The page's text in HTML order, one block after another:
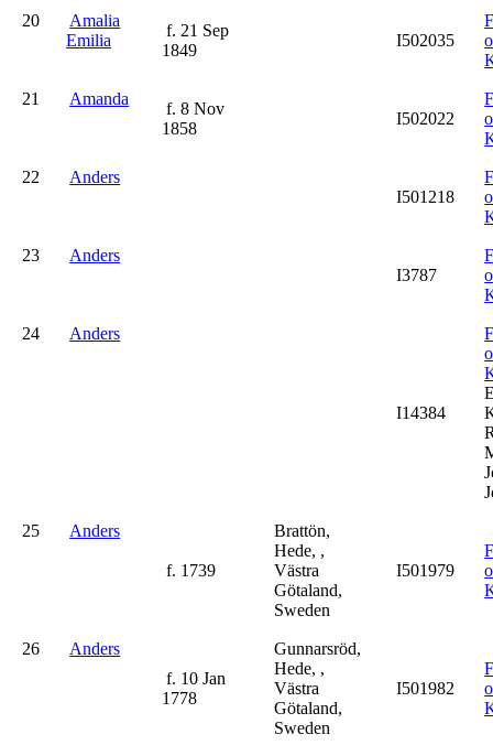
20
Amalia
Emilia
f. 21 Sep
1849
I502035
21 Amanda
f. 8 Nov
1858
I502022
22
Anders
I501218
23
Anders
I3787
24 Anders
I14384
25 Anders
f. 1739
Brattön,
Hede, ,
Västra
Götaland,
Sweden
I501979
26
Anders
f. 10 Jan
1778
Gunnarsröd,
Hede, ,
Västra
Götaland,
Sweden
I501982